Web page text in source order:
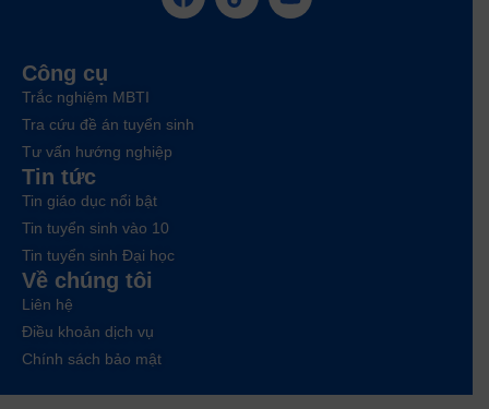
Công cụ
Trắc nghiệm MBTI
Tra cứu đề án tuyển sinh
Tư vấn hướng nghiệp
Tin tức
Tin giáo dục nổi bật
Tin tuyển sinh vào 10
Tin tuyển sinh Đại học
Về chúng tôi
Liên hệ
Điều khoản dịch vụ
Chính sách bảo mật